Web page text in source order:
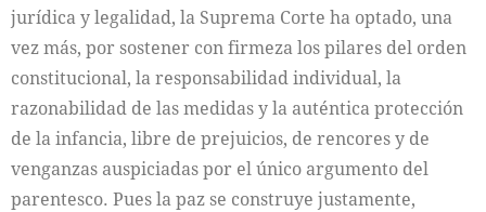
jurídica y legalidad, la Suprema Corte ha optado, una
vez más, por sostener con firmeza los pilares del orden
constitucional, la responsabilidad individual, la
razonabilidad de las medidas y la auténtica protección
de la infancia, libre de prejuicios, de rencores y de
venganzas auspiciadas por el único argumento del
parentesco. Pues la paz se construye justamente,